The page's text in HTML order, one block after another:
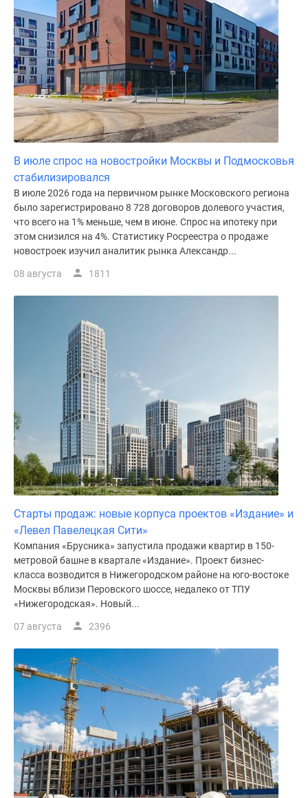
Дома
коттеджи
Коттеджные
поселки
Новой
Москве
Готовые
коттеджные
поселки
Строящиеся
коттеджные
поселки
Коттеджные
поселки
ипотеку
Бизнес-
центры
Коттеджи
Скидки
акции
Макс
В июле спрос на новостройки Москвы и Подмосковья
стабилизировался
В июле 2026 года на первичном рынке Московского региона
было зарегистрировано 8 728 договоров долевого участия,
что всего на 1% меньше, чем в июне. Спрос на ипотеку при
этом снизился на 4%. Статистику Росреестра о продаже
новостроек изучил аналитик рынка Александр...
08 августа 1811
Старты продаж: новые корпуса проектов «Издание» и
«Левел Павелецкая Сити»
Компания «Брусника» запустила продажи квартир в 150-
метровой башне в квартале «Издание». Проект бизнес-
класса возводится в Нижегородском районе на юго-востоке
Москвы вблизи Перовского шоссе, недалеко от ТПУ
«Нижегородская». Новый...
07 августа 2396